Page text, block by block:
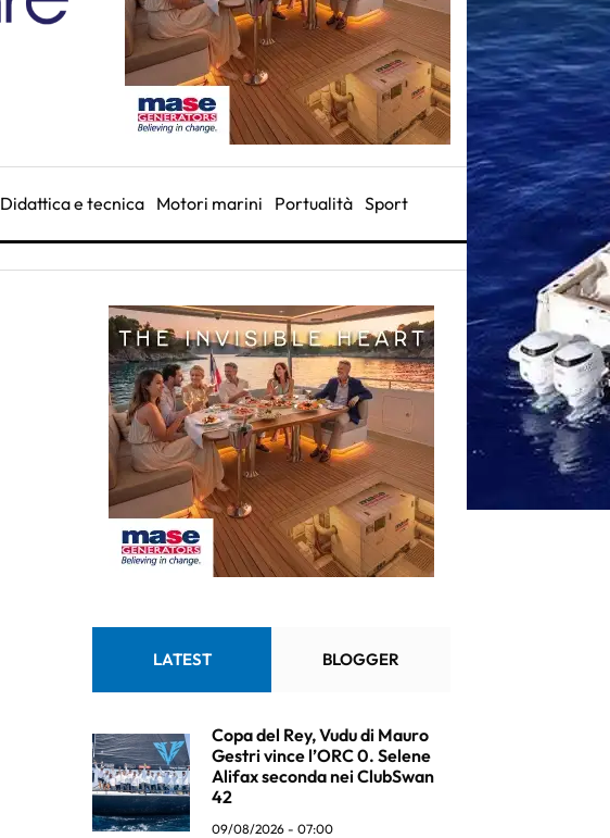
Didattica e tecnica Motori marini Portualità Sport
LATEST BLOGGER
Copa del Rey, Vudu di Mauro
Gestri vince l’ORC 0. Selene
Alifax seconda nei ClubSwan
42
09/08/2026 - 07:00